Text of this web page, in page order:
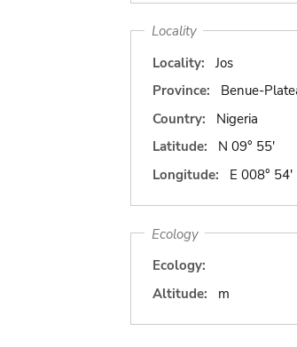
Locality
Locality:
Jos
Province:
Benue-
Country:
Nigeria
Latitude:
N 09° 55'
Longitude:
E 008° 54'
Ecology
Ecology:
Altitude:
m